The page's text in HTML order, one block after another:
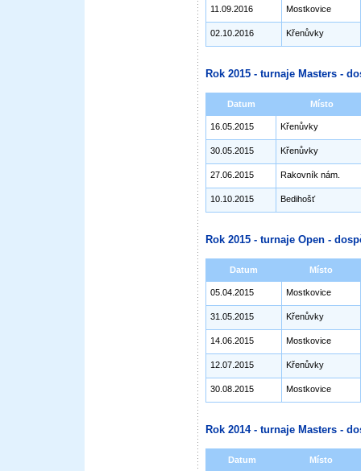
11.09.2016 Mostkovice
02.10.2016 Křenůvky
Rok 2015 - turnaje Masters -
Datum Místo
16.05.2015 Křenůvky
30.05.2015 Křenůvky
27.06.2015 Rakovník nám.
10.10.2015 Bedihošť
Rok 2015 - turnaje Open -
Datum Místo
05.04.2015 Mostkovice
31.05.2015 Křenůvky
14.06.2015 Mostkovice
12.07.2015 Křenůvky
30.08.2015 Mostkovice
Rok 2014 - turnaje Masters -
Datum Místo